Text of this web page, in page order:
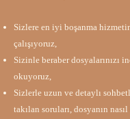
Sizlere en iyi boşanma
çalışıyoruz,
Sizinle beraber dosyalarınızı
okuyoruz,
Sizlerle uzun ve detaylı
takılan soruları, dosyanın